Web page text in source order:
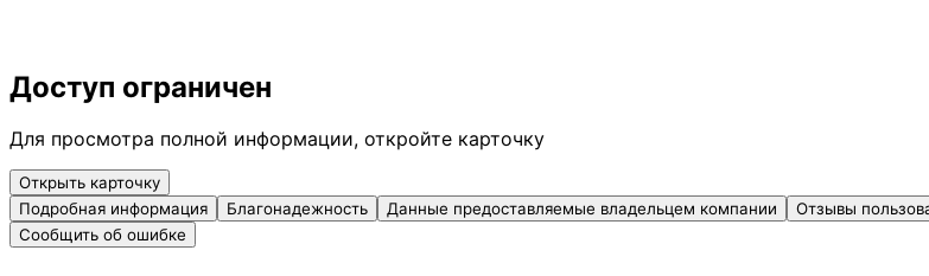
Доступ ограничен
Для просмотра полной информации, откройте карточку
Открыть карточку
Подробная информация
Благонадежность Данные предоставляемые владельцем компании
Отзывы
Сообщить об ошибке